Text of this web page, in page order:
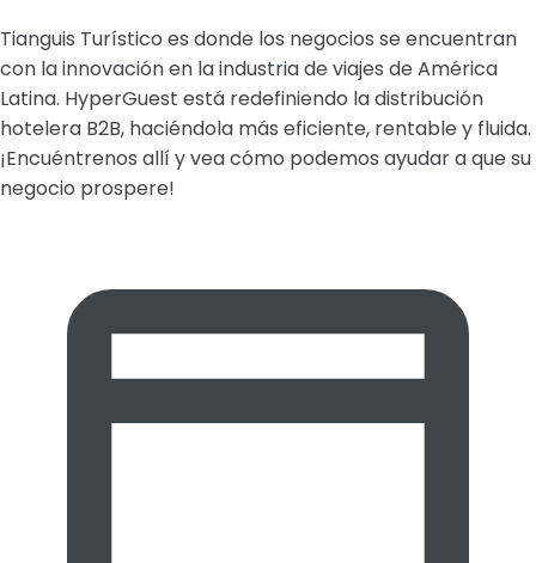
Tianguis Turístico es donde los negocios se encuentran
con la innovación en la industria de viajes de América
Latina. HyperGuest está redefiniendo la distribución
hotelera B2B, haciéndola más eficiente, rentable y fluida.
¡Encuéntrenos allí y vea cómo podemos ayudar a que su
negocio prospere!